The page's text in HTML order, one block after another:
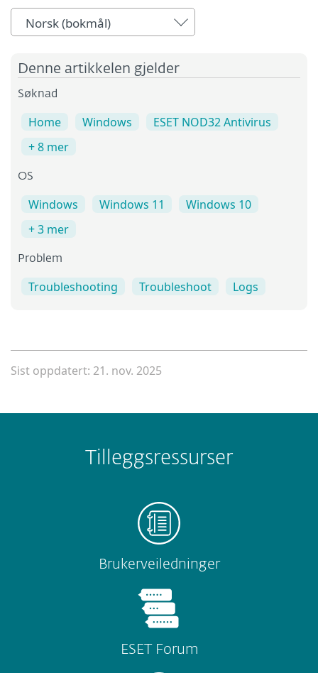
Norsk (bokmål)
Denne artikkelen gjelder
Søknad
Home Windows
ESET NOD32 Antivirus
+ 8 mer
OS
Windows Windows 11
Windows 10
+ 3 mer
Problem
Troubleshooting Troubleshoot Logs
Sist oppdatert: 21. nov. 2025
Tilleggsressurser
Brukerveiledninger
ESET Forum